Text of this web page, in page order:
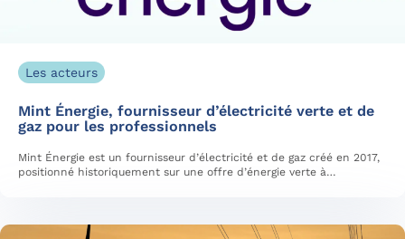
Les acteurs
Mint Énergie, fournisseur d’électricité verte et de
gaz pour les professionnels
Mint Énergie est un fournisseur d’électricité et de gaz créé en 2017,
positionné historiquement sur une offre d’énergie verte à…